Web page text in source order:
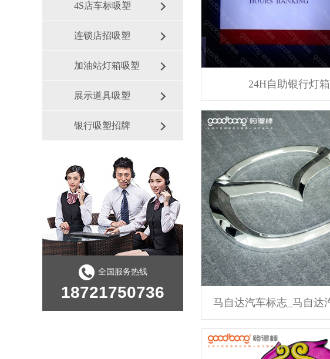
4S店车标吸塑
连锁店招吸塑
加油站灯箱吸塑
展示道具吸塑
银行吸塑招牌
全国服务热线
18721750736
24H自助银行灯箱